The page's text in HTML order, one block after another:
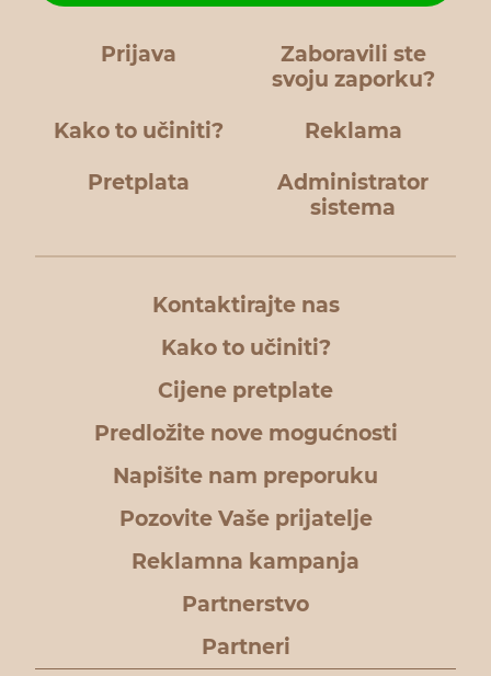
Prijava
Zaboravili ste
svoju zaporku?
Kako to učiniti? Reklama
Pretplata
Administrator
sistema
Kontaktirajte nas
Kako to učiniti?
Cijene pretplate
Predložite nove mogućnosti
Napišite nam preporuku
Pozovite Vaše prijatelje
Reklamna kampanja
Partnerstvo
Partneri